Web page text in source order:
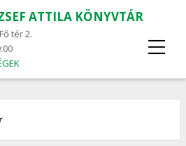
ATTILA KÖNYVTÁR
tér 2.